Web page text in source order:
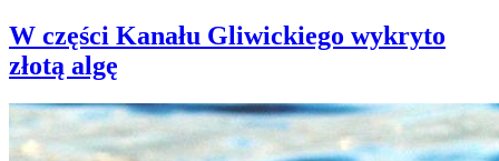
W części Kanału Gliwickiego wykryto
złotą algę